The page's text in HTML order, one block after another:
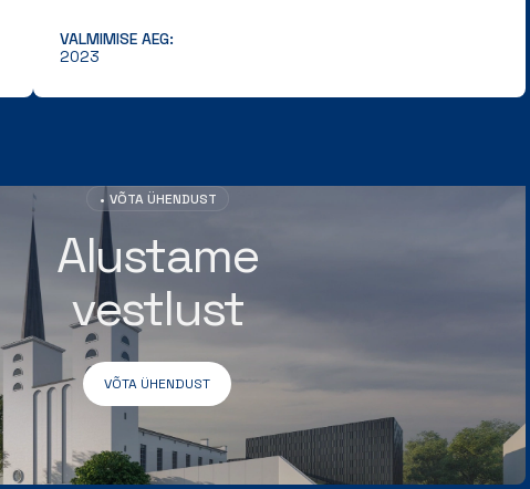
VALMIMISE AEG:
2023
VÕTA ÜHENDUST
Alustame
vestlust
VÕTA ÜHENDUST